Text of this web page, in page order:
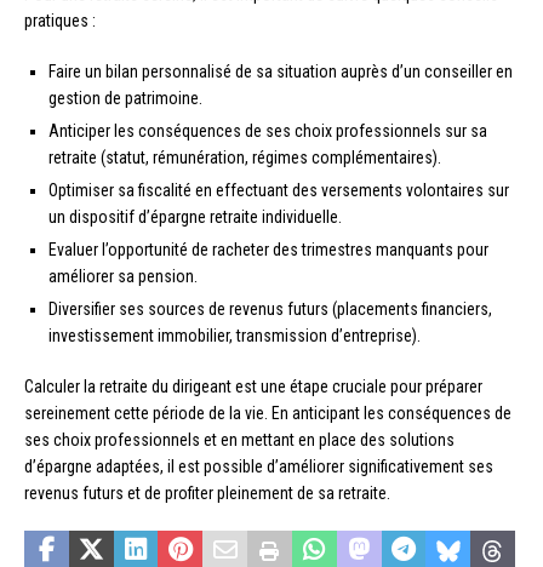
pratiques :
Faire un bilan personnalisé de sa situation auprès d’un conseiller en
gestion de patrimoine.
Anticiper les conséquences de ses choix professionnels sur sa
retraite (statut, rémunération, régimes complémentaires).
Optimiser sa fiscalité en effectuant des versements volontaires sur
un dispositif d’épargne retraite individuelle.
Evaluer l’opportunité de racheter des trimestres manquants pour
améliorer sa pension.
Diversifier ses sources de revenus futurs (placements financiers,
investissement immobilier, transmission d’entreprise).
Calculer la retraite du dirigeant est une étape cruciale pour préparer
sereinement cette période de la vie. En anticipant les conséquences de
ses choix professionnels et en mettant en place des solutions
d’épargne adaptées, il est possible d’améliorer significativement ses
revenus futurs et de profiter pleinement de sa retraite.